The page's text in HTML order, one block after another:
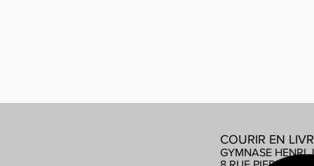
COURIR EN
GYMNASE HENRI